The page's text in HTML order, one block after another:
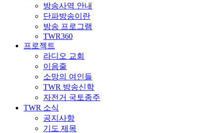
방송사역 안내
단파방송이란
방송 프로그램
TWR360
프로젝트
라디오 교회
이음줄
소망의 여인들
TWR 방송신학
자전거 국토종주
TWR 소식
공지사항
기도 제목